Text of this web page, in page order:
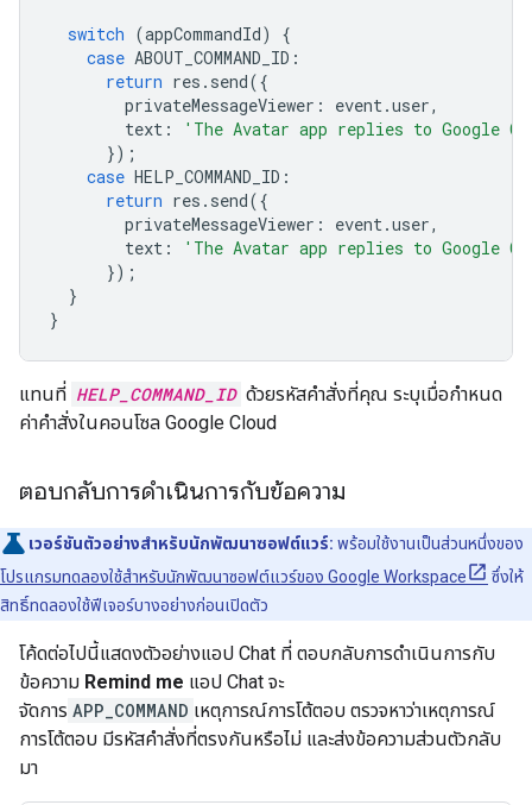
switch (appCommandId)
{
case ABOUT_COMMAND_ID :
return res . send({
privateMessageViewer : event.user,
text :
'The Avatar app replies to Google
});
case HELP_COMMAND_ID :
return res . send({
privateMessageViewer : event.user,
text :
'The Avatar app replies to Google
});
}
}
แทนที่ HELP_COMMAND_ID ด้วยรหัสคำสั่งที่คุณ ระบุเมื่อกำหนด
ค่าคำสั่งในคอนโซล Google Cloud
ตอบกลับการดำเนินการกับข้อความ
เวอร์ชันตัวอย่างสำหรับนักพัฒนาซอฟต์แวร์: พร้อมใช้งานเป็นส่วนหนึ่งของ
โปรแกรมทดลองใช้สำหรับนักพัฒนาซอฟต์แวร์ของ Google Workspace
ซึ่งให้
สิทธิ์ทดลองใช้ฟีเจอร์บางอย่างก่อนเปิดตัว
โค้ดต่อไปนี้แสดงตัวอย่างแอป Chat ที่ ตอบกลับการดำเนินการกับ
ข้อความ Remind me แอป Chat จะ
จัดการ APP_COMMAND เหตุการณ์การโต้ตอบ ตรวจหาว่าเหตุการณ์
การโต้ตอบ มีรหัสคำสั่งที่ตรงกันหรือไม่ และส่งข้อความส่วนตัวกลับ
มา